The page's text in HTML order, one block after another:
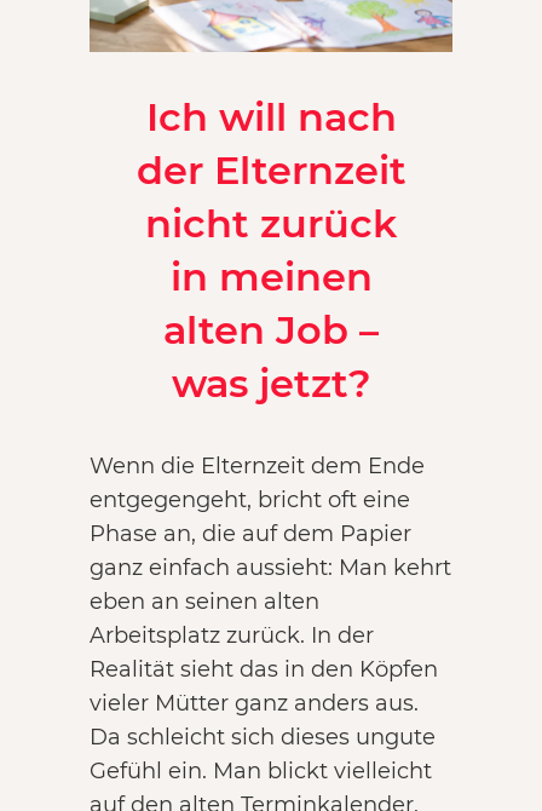
Ich will nach
der Elternzeit
nicht zurück
in meinen
alten Job –
was jetzt?
Wenn die Elternzeit dem Ende
entgegengeht, bricht oft eine
Phase an, die auf dem Papier
ganz einfach aussieht: Man kehrt
eben an seinen alten
Arbeitsplatz zurück. In der
Realität sieht das in den Köpfen
vieler Mütter ganz anders aus.
Da schleicht sich dieses ungute
Gefühl ein. Man blickt vielleicht
auf den alten Terminkalender,